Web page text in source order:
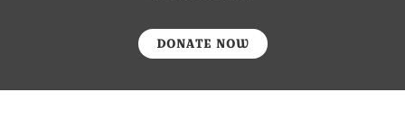
DONATE NOW